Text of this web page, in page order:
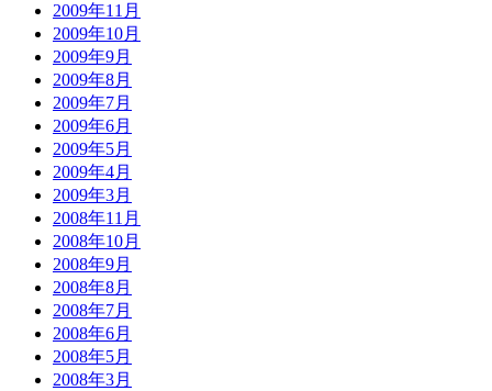
2009年11月
2009年10月
2009年9月
2009年8月
2009年7月
2009年6月
2009年5月
2009年4月
2009年3月
2008年11月
2008年10月
2008年9月
2008年8月
2008年7月
2008年6月
2008年5月
2008年3月